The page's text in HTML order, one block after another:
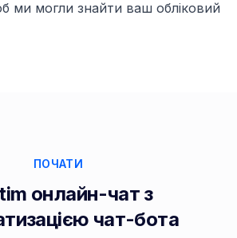
ми могли знайти ваш обліковий
ПОЧАТИ
онлайн-чат з
чат-бота